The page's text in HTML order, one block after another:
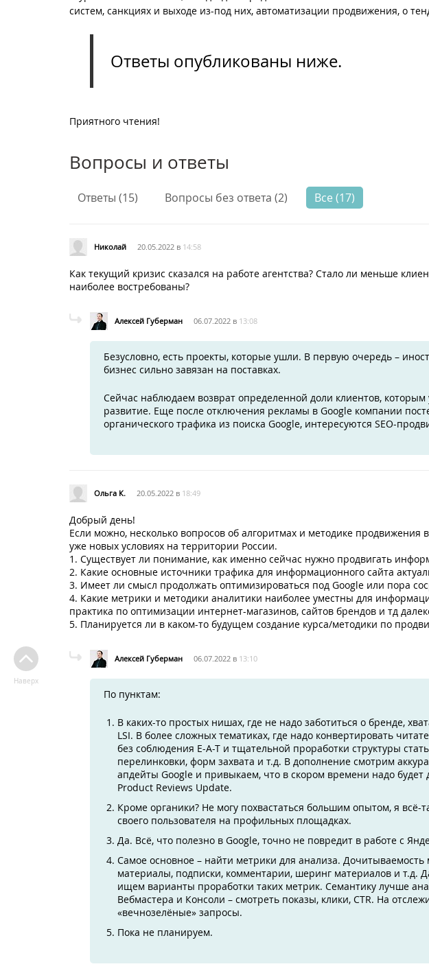
систем, санкциях и выходе из-под них, автоматизации продвижения, о
Ответы опубликованы ниже.
Приятного чтения!
Вопросы и ответы
Ответы (15) Вопросы без ответа (2) Все (17)
Николай 20.05.2022 в 14:58
Как текущий кризис сказался на работе агентства? Стало ли меньше
наиболее востребованы?
Алексей Губерман 06.07.2022 в 13:08
Безусловно, есть проекты, которые ушли. В первую очередь –
бизнес сильно завязан на поставках.
Сейчас наблюдаем возврат определенной доли клиентов, которым
развитие. Еще после отключения рекламы в Google компании
органического трафика из поиска Google, интересуются SEO-
Ольга К. 20.05.2022 в 18:49
Добрый день!
Если можно, несколько вопросов об алгоритмах и методике
уже новых условиях на территории России.
1. Существует ли понимание, как именно сейчас нужно продвигать
2. Какие основные источники трафика для информационного сайта
3. Имеет ли смысл продолжать оптимизироваться под Google или пора
4. Какие метрики и методики аналитики наиболее уместны для
практика по оптимизации интернет-магазинов, сайтов брендов и тд
5. Планируется ли в каком-то будущем создание курса/методики по
Алексей Губерман 06.07.2022 в 13:10
По пунктам:
В каких-то простых нишах, где не надо заботиться о бренде,
LSI. В более сложных тематиках, где надо конвертировать
без соблюдения E-A-T и тщательной проработки структуры
перелинковки, форм захвата и т.д. В дополнение смотрим
апдейты Google и привыкаем, что в скором времени надо
Product Reviews Update.
Кроме органики? Не могу похвастаться большим опытом, я всё-
своего пользователя на профильных площадках.
Да. Всё, что полезно в Google, точно не повредит в работе с
Самое основное – найти метрики для анализа.
материалы, подписки, комментарии, шеринг материалов и т.д.
ищем варианты проработки таких метрик. Семантику лучше
Вебмастера и Консоли – смотреть показы, клики, CTR. На
«вечнозелёные» запросы.
Пока не планируем.
Наверх